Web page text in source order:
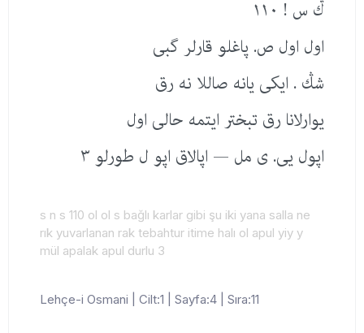
ڭ س ! ١١٠
اول اول ص. پاغلو قارلر گبی
شڭ . ایكی یانه صاللا نه رق
یوارلانا رق تبختر ایتمه حالی اول
اپول یی. ی مل — اپالاق اپو ل طورلو ٣
s n s 110 ol ol s bağlı karlar gibi şu iki yana salla ne
rık yuvarlanan rak tebahtur itime halı ol apul yiy y
mül apalak apul durlu 3
Lehçe-i Osmani | Cilt:1 | Sayfa:4 | Sıra:11